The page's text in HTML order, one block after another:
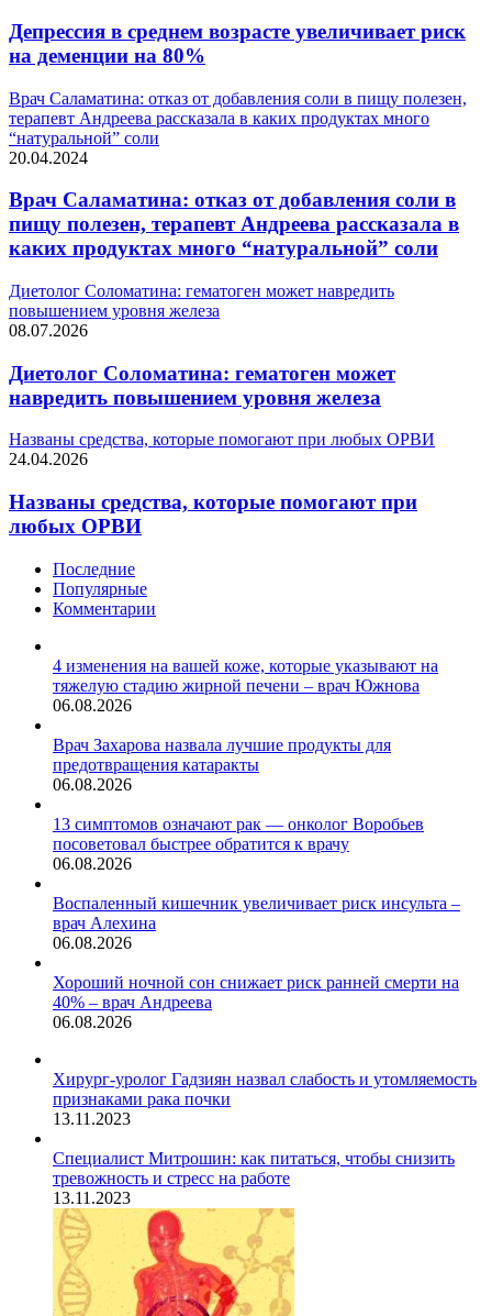
Депрессия в среднем возрасте увеличивает риск
на деменции на 80%
Врач Саламатина: отказ от добавления соли в пищу полезен,
терапевт Андреева рассказала в каких продуктах много
“натуральной” соли
20.04.2024
Врач Саламатина: отказ от добавления соли в
пищу полезен, терапевт Андреева рассказала в
каких продуктах много “натуральной” соли
Диетолог Соломатина: гематоген может навредить
повышением уровня железа
08.07.2026
Диетолог Соломатина: гематоген может
навредить повышением уровня железа
Названы средства, которые помогают при любых ОРВИ
24.04.2026
Названы средства, которые помогают при
любых ОРВИ
Последние
Популярные
Комментарии
4 изменения на вашей коже, которые указывают на
тяжелую стадию жирной печени – врач Южнова
06.08.2026
Врач Захарова назвала лучшие продукты для
предотвращения катаракты
06.08.2026
13 симптомов означают рак — онколог Воробьев
посоветовал быстрее обратится к врачу
06.08.2026
Воспаленный кишечник увеличивает риск инсульта –
врач Алехина
06.08.2026
Хороший ночной сон снижает риск ранней смерти на
40% – врач Андреева
06.08.2026
Хирург-уролог Гадзиян назвал слабость и утомляемость
признаками рака почки
13.11.2023
Специалист Митрошин: как питаться, чтобы снизить
тревожность и стресс на работе
13.11.2023